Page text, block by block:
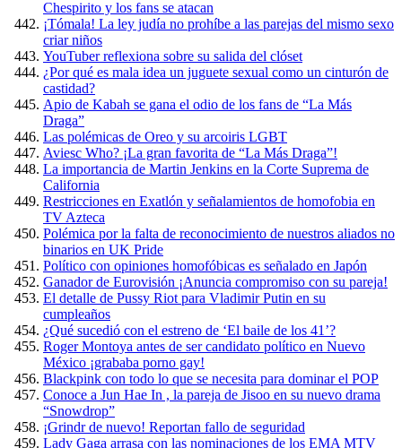
Chespirito y los fans se atacan
¡Tómala! La ley judía no prohíbe a las parejas del mismo sexo
criar niños
YouTuber reflexiona sobre su salida del clóset
¿Por qué es mala idea un juguete sexual como un cinturón de
castidad?
Apio de Kabah se gana el odio de los fans de “La Más
Draga”
Las polémicas de Oreo y su arcoiris LGBT
Aviesc Who? ¡La gran favorita de “La Más Draga”!
La importancia de Martin Jenkins en la Corte Suprema de
California
Restricciones en Exatlón y señalamientos de homofobia en
TV Azteca
Polémica por la falta de reconocimiento de nuestros aliados no
binarios en UK Pride
Político con opiniones homofóbicas es señalado en Japón
Ganador de Eurovisión ¡Anuncia compromiso con su pareja!
El detalle de Pussy Riot para Vladimir Putin en su
cumpleaños
¿Qué sucedió con el estreno de ‘El baile de los 41’?
Roger Montoya antes de ser candidato político en Nuevo
México ¡grababa porno gay!
Blackpink con todo lo que se necesita para dominar el POP
Conoce a Jun Hae In , la pareja de Jisoo en su nuevo drama
“Snowdrop”
¡Grindr de nuevo! Reportan fallo de seguridad
Lady Gaga arrasa con las nominaciones de los EMA MTV